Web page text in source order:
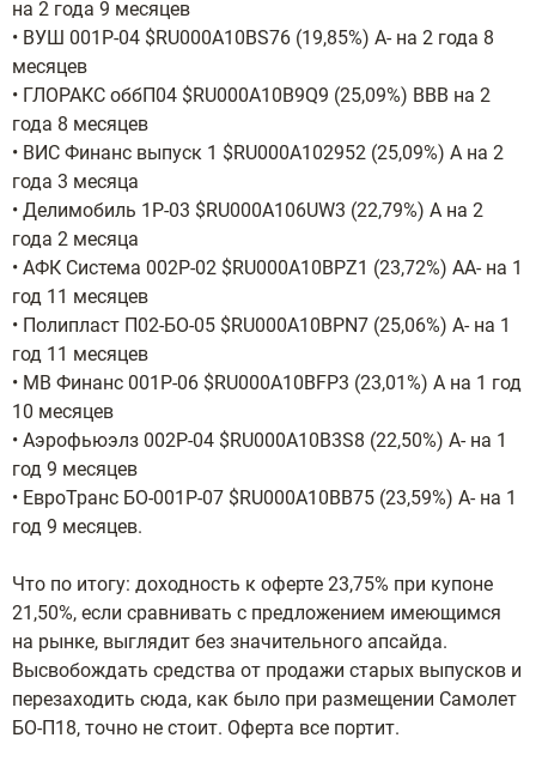
на 2 года 9 месяцев
• ВУШ 001P-04 $RU000A10BS76 (19,85%) А- на 2 года 8
месяцев
• ГЛОРАКС оббП04 $RU000A10B9Q9 (25,09%) ВВВ на 2
года 8 месяцев
• ВИС Финанс выпуск 1 $RU000A102952 (25,09%) А на 2
года 3 месяца
• Делимобиль 1Р-03 $RU000A106UW3 (22,79%) А на 2
года 2 месяца
• АФК Система 002P-02 $RU000A10BPZ1 (23,72%) АА- на 1
год 11 месяцев
• Полипласт П02-БО-05 $RU000A10BPN7 (25,06%) А- на 1
год 11 месяцев
• МВ Финанс 001P-06 $RU000A10BFP3 (23,01%) А на 1 год
10 месяцев
• Аэрофьюэлз 002Р-04 $RU000A10B3S8 (22,50%) А- на 1
год 9 месяцев
• ЕвроТранс БО-001Р-07 $RU000A10BB75 (23,59%) А- на 1
год 9 месяцев.
Что по итогу: доходность к оферте 23,75% при купоне
21,50%, если сравнивать с предложением имеющимся
на рынке, выглядит без значительного апсайда.
Высвобождать средства от продажи старых выпусков и
перезаходить сюда, как было при размещении Самолет
БО-П18, точно не стоит. Оферта все портит.